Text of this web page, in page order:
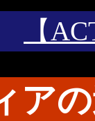
【
ア